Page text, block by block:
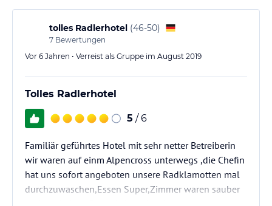
tolles Radlerhotel (46-50)
7 Bewertungen
Vor 6 Jahren • Verreist als Gruppe im August 2019
Tolles Radlerhotel
5 / 6
Familiär geführtes Hotel mit sehr netter Betreiberin
wir waren auf einm Alpencross unterwegs ,die Chefin
hat uns sofort angeboten unsere Radklamotten mal
durchzuwaschen,Essen Super,Zimmer waren sauber